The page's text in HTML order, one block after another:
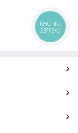
КНОПКА
ЗВ'ЯЗКУ